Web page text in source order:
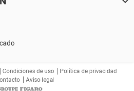
Condiciones de uso
Política de privacidad
Aviso legal